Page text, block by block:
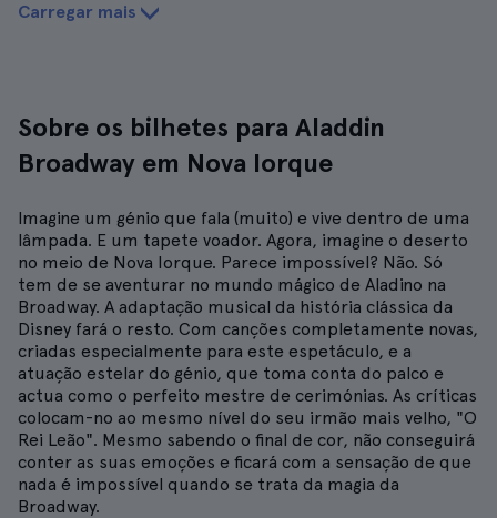
Carregar mais
Sobre os bilhetes para Aladdin
Broadway em Nova Iorque
Imagine um génio que fala (muito) e vive dentro de uma
lâmpada. E um tapete voador. Agora, imagine o deserto
no meio de Nova Iorque. Parece impossível? Não. Só
tem de se aventurar no mundo mágico de Aladino na
Broadway. A adaptação musical da história clássica da
Disney fará o resto. Com canções completamente novas,
criadas especialmente para este espetáculo, e a
atuação estelar do génio, que toma conta do palco e
actua como o perfeito mestre de cerimónias. As críticas
colocam-no ao mesmo nível do seu irmão mais velho, "O
Rei Leão". Mesmo sabendo o final de cor, não conseguirá
conter as suas emoções e ficará com a sensação de que
nada é impossível quando se trata da magia da
Broadway.